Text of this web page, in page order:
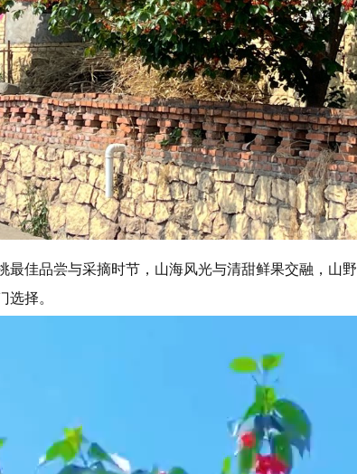
最佳品尝与采摘时节，山海风光与清甜鲜果交融，山
选择。